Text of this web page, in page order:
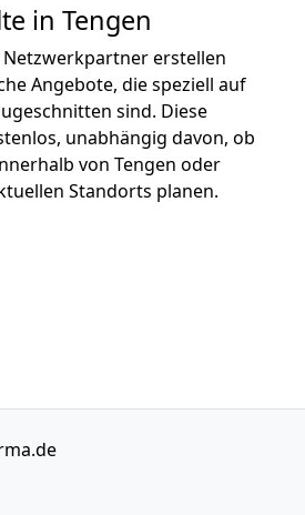
in Tengen
erstellen
Angebote, die speziell auf
sind. Diese
unabhängig davon, ob
von Tengen oder
Standorts planen.